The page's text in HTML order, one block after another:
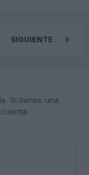
SIGUIENTE
Si tienes una